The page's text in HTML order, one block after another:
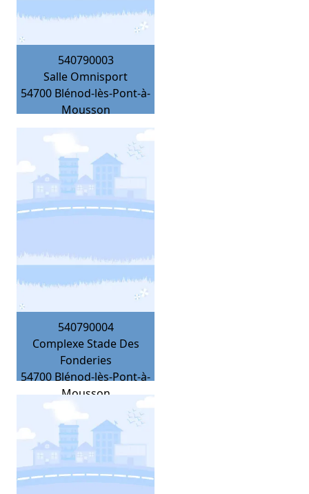
540790003
Salle Omnisport
54700 Blénod-lès-Pont-à-
Mousson
540790004
Complexe Stade Des
Fonderies
54700 Blénod-lès-Pont-à-
Mousson